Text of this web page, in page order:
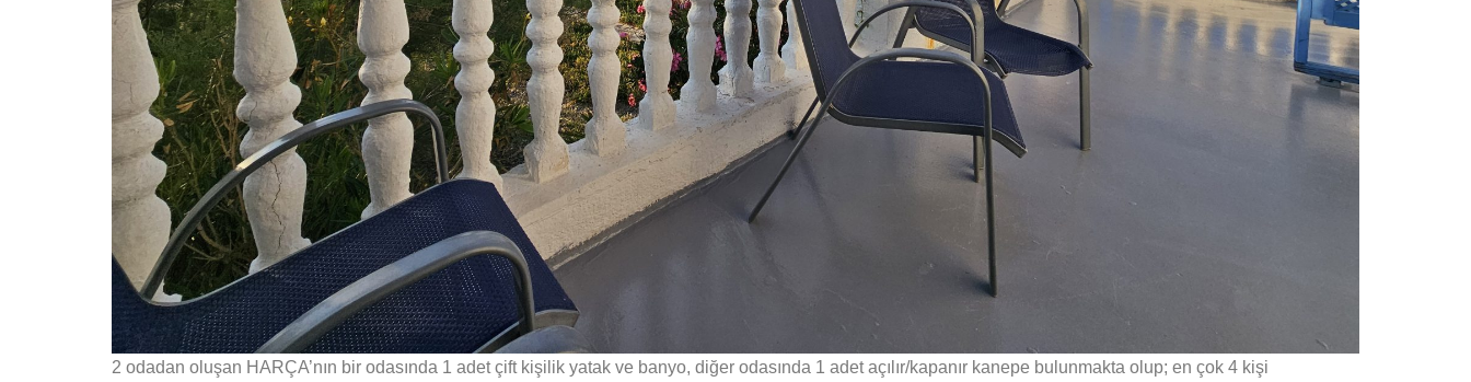
2 odadan oluşan HARÇA’nın bir odasında 1 adet çift kişilik yatak ve banyo, diğer odasında 1 adet açılır/kapanır kanepe bulunmakta olup; en çok 4 kişi